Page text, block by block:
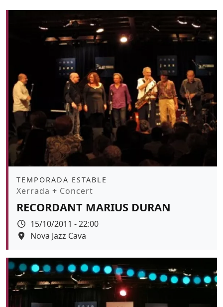
Àmbit
TEMPORADA ESTABLE
Promoció
Xerrada + Concert
RECORDANT MARIUS DURAN
Data
15/10/2011 - 22:00
Espai
Nova Jazz Cava